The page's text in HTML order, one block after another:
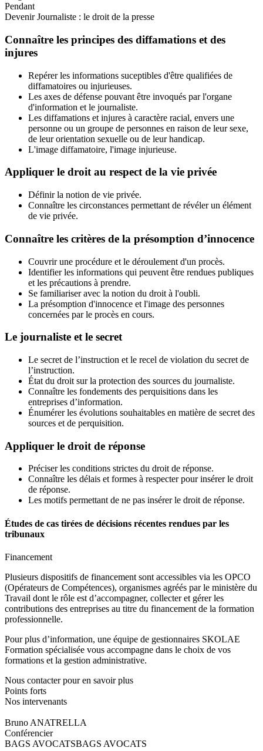
Pendant
Devenir Journaliste : le droit de la presse
Connaître les principes des diffamations et des
injures
Repérer les informations suceptibles d'être qualifiées de
diffamatoires ou injurieuses.
Les axes de défense pouvant être invoqués par l'organe
d'information et le journaliste.
Les diffamations et injures à caractère racial, envers une
personne ou un groupe de personnes en raison de leur sexe,
de leur orientation sexuelle ou de leur handicap.
L'image diffamatoire, l'image injurieuse.
Appliquer le droit au respect de la vie privée
Définir la notion de vie privée.
Connaître les circonstances permettant de révéler un élément
de vie privée.
Connaître les critères de la présomption d’innocence
Couvrir une procédure et le déroulement d'un procès.
Identifier les informations qui peuvent être rendues publiques
et les précautions à prendre.
Se familiariser avec la notion du droit à l'oubli.
La présomption d'innocence et l'image des personnes
concernées par le procès en cours.
Le journaliste et le secret
Le secret de l’instruction et le recel de violation du secret de
l’instruction.
État du droit sur la protection des sources du journaliste.
Connaître les fondements des perquisitions dans les
entreprises d’information.
Énumérer les évolutions souhaitables en matière de secret des
sources et de perquisition.
Appliquer le droit de réponse
Préciser les conditions strictes du droit de réponse.
Connaître les délais et formes à respecter pour insérer le droit
de réponse.
Les motifs permettant de ne pas insérer le droit de réponse.
Études de cas tirées de décisions récentes rendues par les
tribunaux
Financement
Plusieurs dispositifs de financement sont accessibles via les OPCO
(Opérateurs de Compétences), organismes agréés par le ministère du
Travail dont le rôle est d’accompagner, collecter et gérer les
contributions des entreprises au titre du financement de la formation
professionnelle.
Pour plus d’information, une équipe de gestionnaires SKOLAE
Formation spécialisée vous accompagne dans le choix de vos
formations et la gestion administrative.
Nous contacter pour en savoir plus
Points forts
Nos intervenants
Bruno ANATRELLA
Conférencier
BAGS AVOCATSBAGS AVOCATS